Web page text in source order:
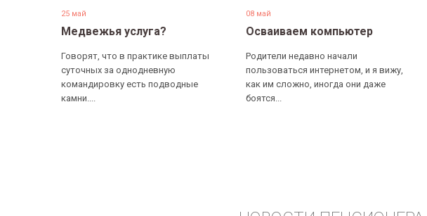
25 май
Медвежья услуга?
Говорят, что в практике выплаты
суточных за однодневную
командировку есть подводные
камни....
08 май
Осваиваем компьютер
Родители недавно начали
пользоваться интернетом, и я вижу,
как им сложно, иногда они даже
боятся...